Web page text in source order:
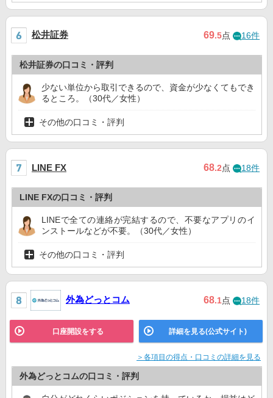
松井証券 69.5点 16件
松井証券の口コミ・評判
少ない単位から取引できるので、資金が少なくてもでき
るところ。（30代／女性）
その他の口コミ・評判
LINE FX 68.2点 18件
LINE FXの口コミ・評判
LINEで全ての連絡が完結するので、不要なアプリのイ
ンストールなどが不要。（30代／女性）
その他の口コミ・評判
外為どっとコム 68.1点 18件
口座開設をする 詳細を見る(公式サイト)
＞各項目の得点・口コミの詳細を見る
外為どっとコムの口コミ・評判